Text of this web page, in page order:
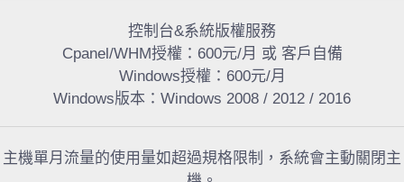
控制台&系統版權服務
Cpanel/WHM授權：600元/月 或 客戶自備
Windows授權：600元/月
Windows版本：Windows 2008 / 2012 / 2016
主機單月流量的使用量如超過規格限制，系統會主動關閉主